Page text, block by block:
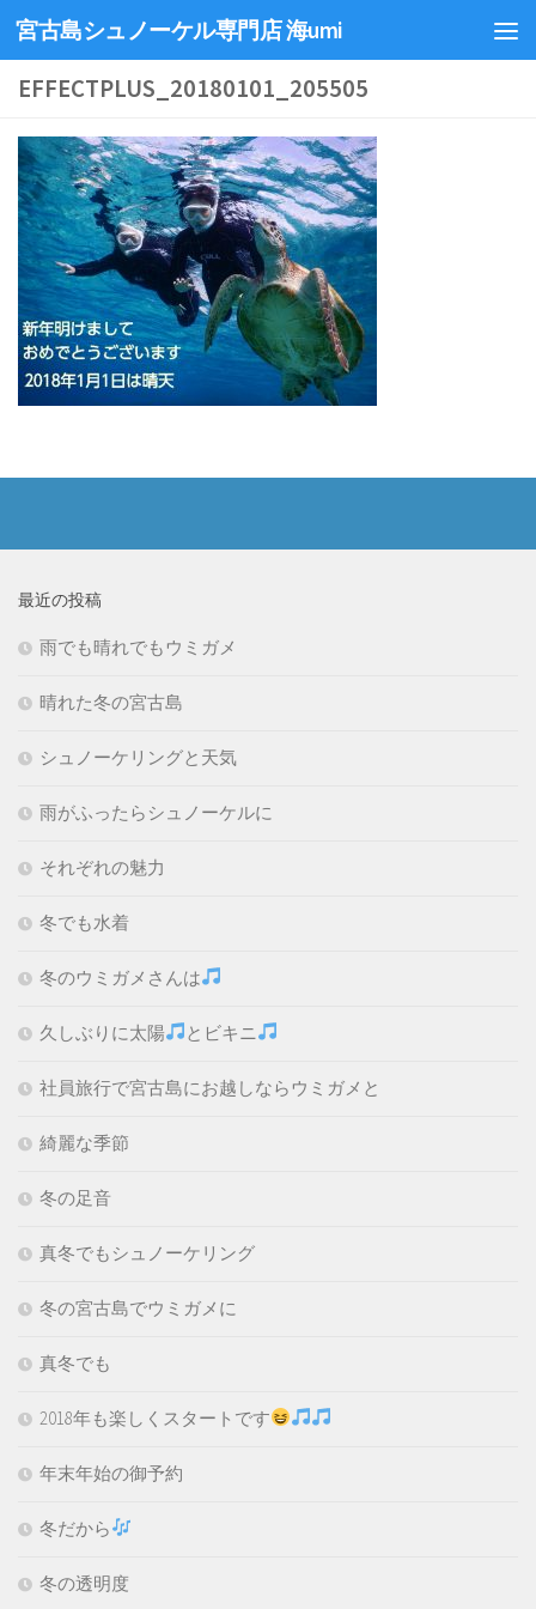
宮古島シュノーケル専門店 海umi
EFFECTPLUS_20180101_205505
最近の投稿
雨でも晴れでもウミガメ
晴れた冬の宮古島
シュノーケリングと天気
雨がふったらシュノーケルに
それぞれの魅力
冬でも水着
冬のウミガメさんは
久しぶりに太陽 とビキニ
社員旅行で宮古島にお越しならウミガメと
綺麗な季節
冬の足音
真冬でもシュノーケリング
冬の宮古島でウミガメに
真冬でも
2018年も楽しくスタートです
年末年始の御予約
冬だから
冬の透明度